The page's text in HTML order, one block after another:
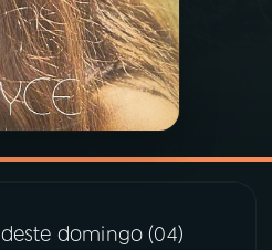
deste domingo (04)